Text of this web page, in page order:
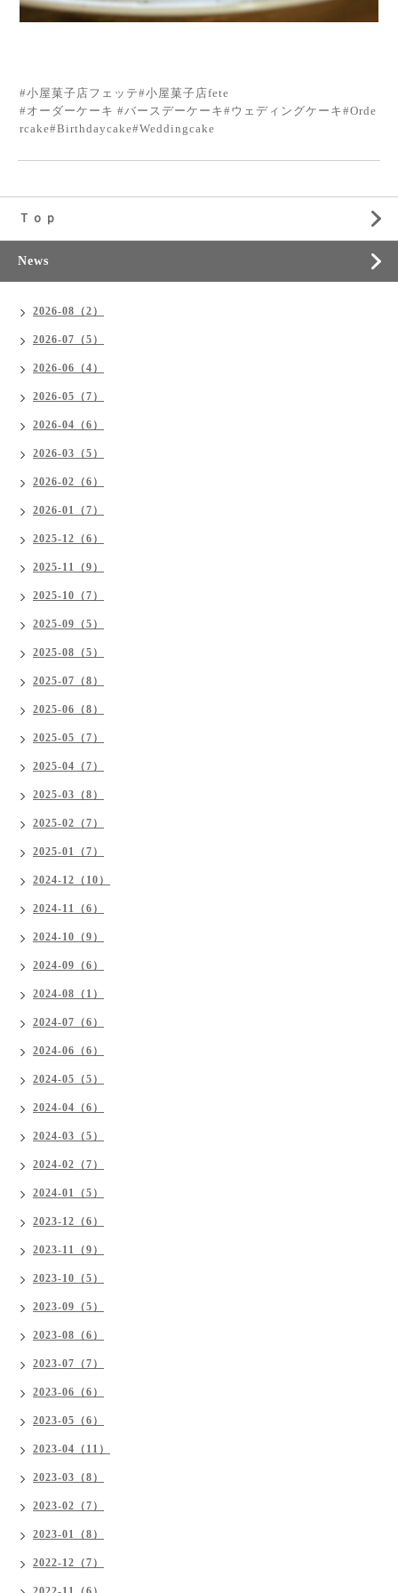
#小屋菓子店フェッテ#小屋菓子店fete
#オーダーケーキ #バースデーケーキ#ウェディングケーキ#Orde
rcake#Birthdaycake#Weddingcake
Ｔｏｐ
News
2026-08（2）
2026-07（5）
2026-06（4）
2026-05（7）
2026-04（6）
2026-03（5）
2026-02（6）
2026-01（7）
2025-12（6）
2025-11（9）
2025-10（7）
2025-09（5）
2025-08（5）
2025-07（8）
2025-06（8）
2025-05（7）
2025-04（7）
2025-03（8）
2025-02（7）
2025-01（7）
2024-12（10）
2024-11（6）
2024-10（9）
2024-09（6）
2024-08（1）
2024-07（6）
2024-06（6）
2024-05（5）
2024-04（6）
2024-03（5）
2024-02（7）
2024-01（5）
2023-12（6）
2023-11（9）
2023-10（5）
2023-09（5）
2023-08（6）
2023-07（7）
2023-06（6）
2023-05（6）
2023-04（11）
2023-03（8）
2023-02（7）
2023-01（8）
2022-12（7）